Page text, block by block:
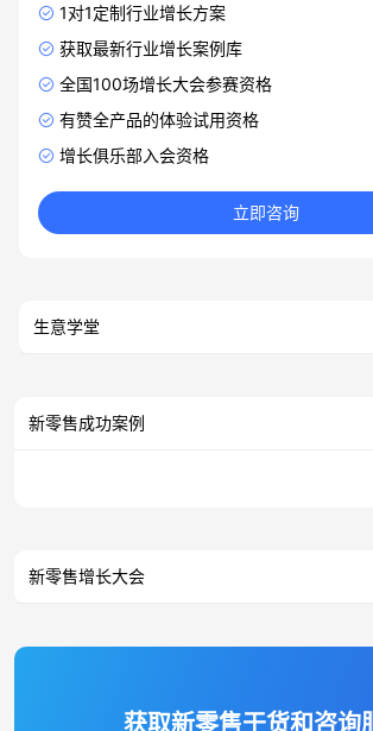
1对1定制行业增长方案
获取最新行业增长案例库
全国100场增长大会参赛资格
有赞全产品的体验试用资格
增长俱乐部入会资格
立即咨询
生意学堂
新零售成功案例
新零售增长大会
获取新零售干货和咨询